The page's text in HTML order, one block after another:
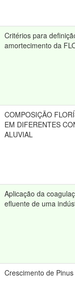
Critérios para
amortecimento da
COMPOSIÇÃO
EM DIFERENTES
ALUVIAL
Aplicação da
efluente de uma
Crescimento de